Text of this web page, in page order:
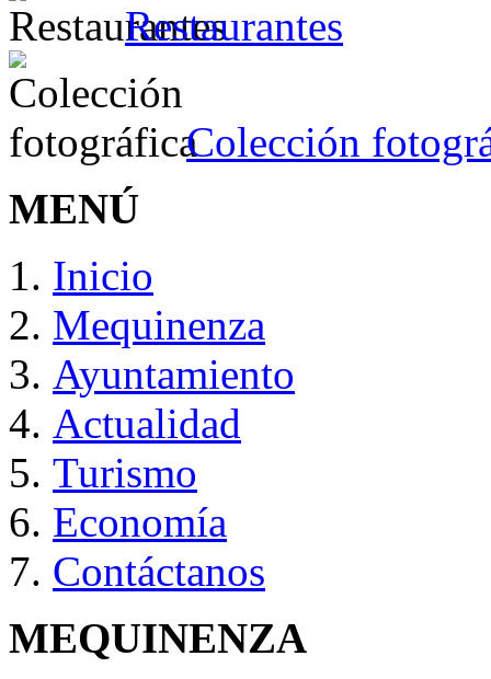
Restaurantes
Colección
MENÚ
Inicio
Mequinenza
Ayuntamiento
Actualidad
Turismo
Economía
Contáctanos
MEQUINENZA